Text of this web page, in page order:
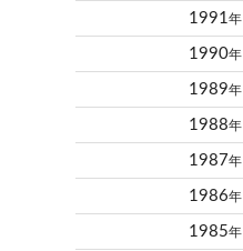
1991 年
1990年
1989年
1988年
1987年
1986年
1985年